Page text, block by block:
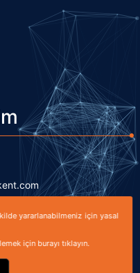
No: 7/2 (B Blok)
yararlanabilmeniz için yasal
için burayı tıklayın.